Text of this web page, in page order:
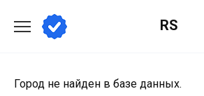
содержанию
RS
Город не найден в базе данных.